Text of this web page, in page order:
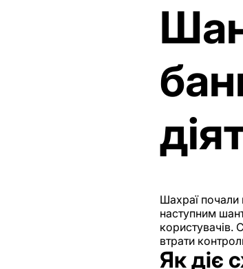
Шахраї почали
наступним
користувачів.
втрати
Як діє